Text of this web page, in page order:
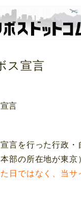
ス宣言
言を行った行政・
部の所在地が東京
日ではなく、当サ